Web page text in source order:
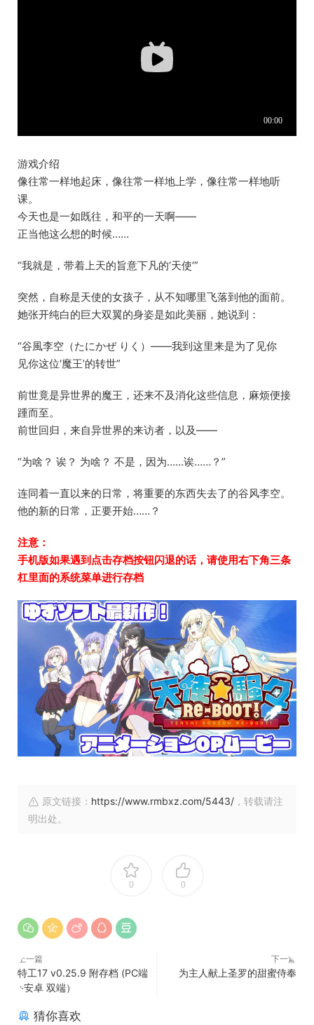
游戏介绍
像往常一样地起床，像往常一样地上学，像往常一样地听
课。
今天也是一如既往，和平的一天啊——
正当他这么想的时候……
“我就是，带着上天的旨意下凡的‘天使’”
突然，自称是天使的女孩子，从不知哪里飞落到他的面前。
她张开纯白的巨大双翼的身姿是如此美丽，她说到：
“谷風李空（たにかぜ りく）——我到这里来是为了见你
见你这位‘魔王’的转世”
前世竟是异世界的魔王，还来不及消化这些信息，麻烦便接
踵而至。
前世回归，来自异世界的来访者，以及——
“为啥？ 诶？ 为啥？ 不是，因为……诶……？”
连同着一直以来的日常，将重要的东西失去了的谷风李空。
他的新的日常，正要开始……？
注意：
手机版如果遇到点击存档按钮闪退的话，请使用右下角三条
杠里面的系统菜单进行存档
原文链接： https://www.rmbxz.com/5443/ ，转载请注
明出处。
0 0
上一篇
特工17 v0.25.9 附存档 (PC端
+安卓 双端）
下一篇
为主人献上圣罗的甜蜜侍奉
猜你喜欢